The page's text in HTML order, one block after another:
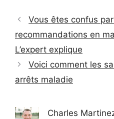
Vous êtes confus
recommandations en
L’expert explique
Voici comment les
arrêts maladie
Charles